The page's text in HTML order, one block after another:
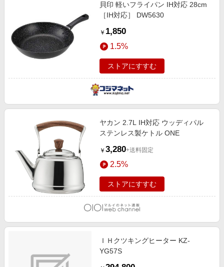
貝印 軽いフライパン IH対応 28cm
［IH対応］ DW5630
￥ 1,850
1.5%
ストアにすすむ
ヤカン 2.7L IH対応 ウッディパル
ステンレス製ケトル ONE
￥ 3,280+送料固定
2.5%
ストアにすすむ
ＩＨクツキングヒーター KZ-
YG57S